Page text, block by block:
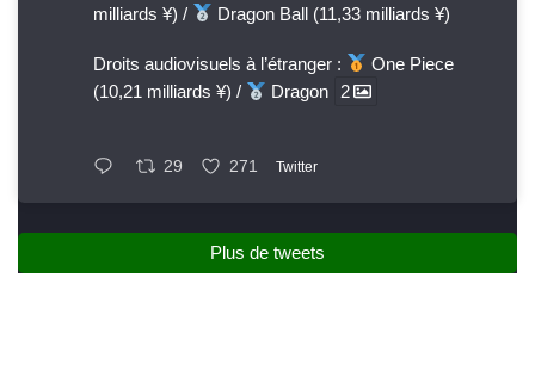
milliards ¥) /
Dragon Ball (11,33 milliards ¥)
Droits audiovisuels à l’étranger :
One Piece
(10,21 milliards ¥) /
Dragon 2
29 271 Twitter
Plus de tweets